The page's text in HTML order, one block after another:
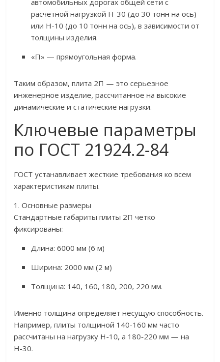
автомобильных дорогах общей сети с
расчетной нагрузкой Н-30 (до 30 тонн на ось)
или Н-10 (до 10 тонн на ось), в зависимости от
толщины изделия.
«П» — прямоугольная форма.
Таким образом, плита 2П — это серьезное
инженерное изделие, рассчитанное на высокие
динамические и статические нагрузки.
Ключевые параметры
по ГОСТ 21924.2-84
ГОСТ устанавливает жесткие требования ко всем
характеристикам плиты.
1. Основные размеры
Стандартные габариты плиты 2П четко
фиксированы:
Длина: 6000 мм (6 м)
Ширина: 2000 мм (2 м)
Толщина: 140, 160, 180, 200, 220 мм.
Именно толщина определяет несущую способность.
Например, плиты толщиной 140-160 мм часто
рассчитаны на нагрузку Н-10, а 180-220 мм — на
Н-30.